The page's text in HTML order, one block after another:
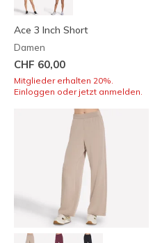
Ace 3 Inch Short
Damen
CHF 60,00
Mitglieder erhalten 20%.
Einloggen oder jetzt anmelden.